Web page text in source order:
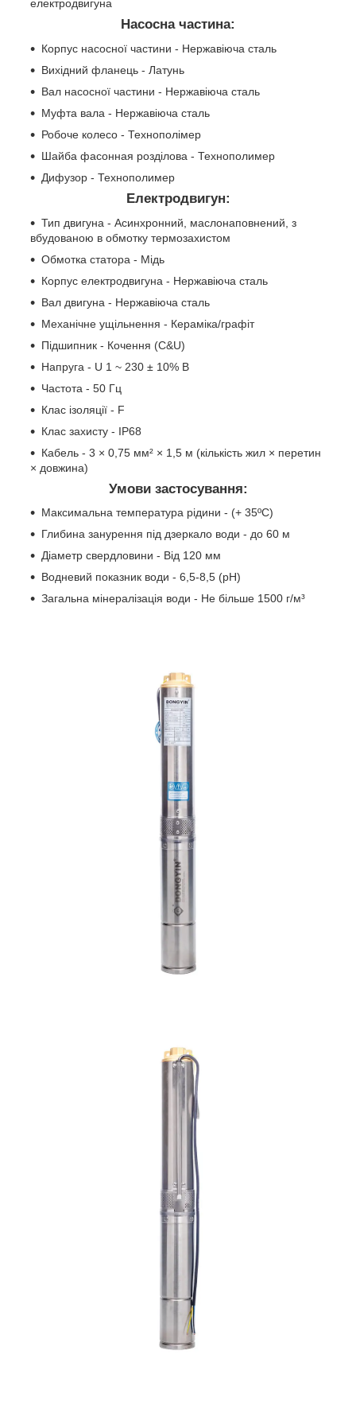
електродвигуна
Насосна частина:
Корпус насосної частини - Нержавіюча сталь
Вихідний фланець - Латунь
Вал насосної частини - Нержавіюча сталь
Муфта вала - Нержавіюча сталь
Робоче колесо - Технополімер
Шайба фасонная розділова - Технополимер
Дифузор - Технополимер
Електродвигун:
Тип двигуна - Асинхронний, маслонаповнений, з
вбудованою в обмотку термозахистом
Обмотка статора - Мідь
Корпус електродвигуна - Нержавіюча сталь
Вал двигуна - Нержавіюча сталь
Механічне ущільнення - Кераміка/графіт
Підшипник - Кочення (C&U)
Напруга - U 1 ~ 230 ± 10% В
Частота - 50 Гц
Клас ізоляції - F
Клас захисту - IP68
Кабель - 3 × 0,75 мм² × 1,5 м (кількість жил × перетин
× довжина)
Умови застосування:
Максимальна температура рідини - (+ 35ºС)
Глибина занурення під дзеркало води - до 60 м
Діаметр свердловини - Від 120 мм
Водневий показник води - 6,5-8,5 (рН)
Загальна мінералізація води - Не більше 1500 г/м³